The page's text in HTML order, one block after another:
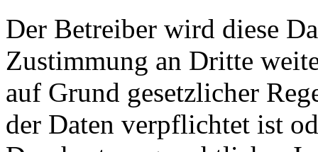
Der Betreiber wird diese
Zustimmung an Dritte
auf Grund gesetzlicher
der Daten verpflichtet ist